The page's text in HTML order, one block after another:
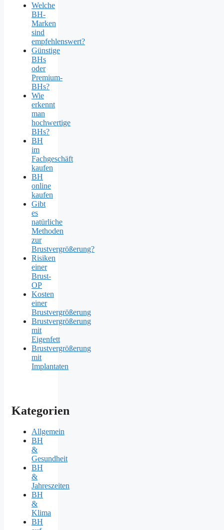
Welche
BH-
Marken
sind
empfehlenswert?
Günstige
BHs
oder
Premium-
BHs?
Wie
erkennt
man
hochwertige
BHs?
BH
im
Fachgeschäft
kaufen
BH
online
kaufen
Gibt
es
natürliche
Methoden
zur
Brustvergrößerung?
Risiken
einer
Brust-
OP
Kosten
einer
Brustvergrößerung
Brustvergrößerung
mit
Eigenfett
Brustvergrößerung
mit
Implantaten
Kategorien
Allgemein
BH
&
Gesundheit
BH
&
Jahreszeiten
BH
&
Klima
BH